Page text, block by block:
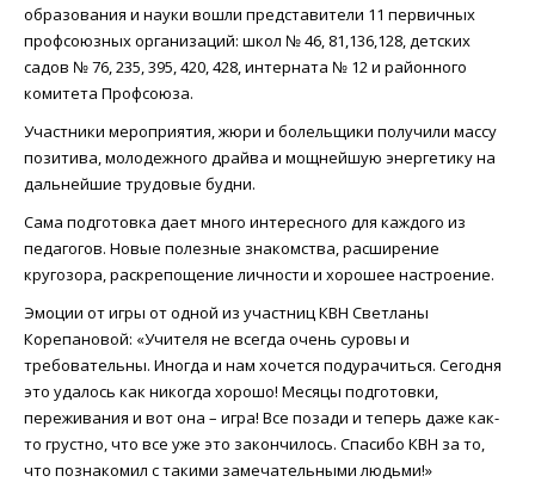
образования и науки вошли представители 11 первичных
профсоюзных организаций: школ № 46, 81,136,128, детских
садов № 76, 235, 395, 420, 428, интерната № 12 и районного
комитета Профсоюза.
Участники мероприятия, жюри и болельщики получили массу
позитива, молодежного драйва и мощнейшую энергетику на
дальнейшие трудовые будни.
Сама подготовка дает много интересного для каждого из
педагогов. Новые полезные знакомства, расширение
кругозора, раскрепощение личности и хорошее настроение.
Эмоции от игры от одной из участниц КВН Светланы
Корепановой: «Учителя не всегда очень суровы и
требовательны. Иногда и нам хочется подурачиться. Сегодня
это удалось как никогда хорошо! Месяцы подготовки,
переживания и вот она – игра! Все позади и теперь даже как-
то грустно, что все уже это закончилось. Спасибо КВН за то,
что познакомил с такими замечательными людьми!»